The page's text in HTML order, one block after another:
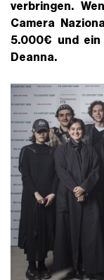
verbringen.
Camera
5.000€ und ein
Deanna.